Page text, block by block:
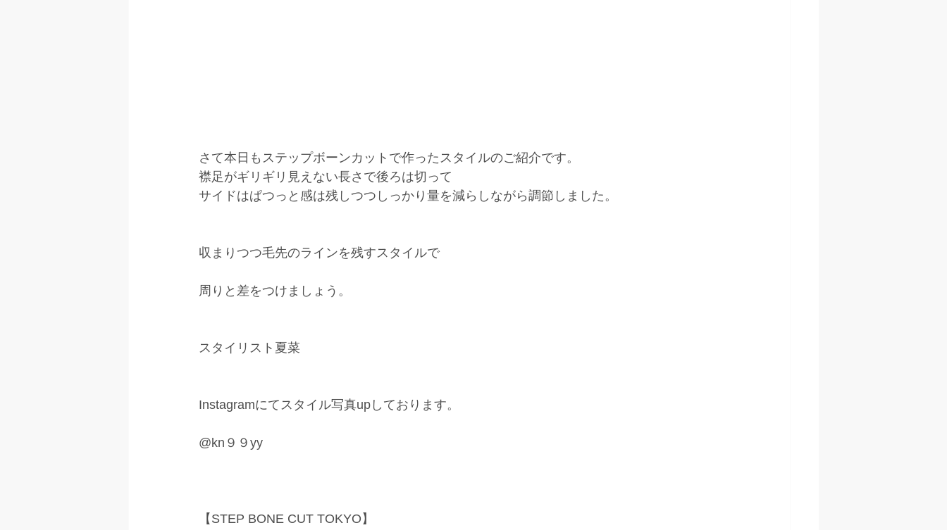
さて本日もステップボーンカットで作ったスタイルのご紹介です。
襟足がギリギリ見えない長さで後ろは切って
サイドはぱつっと感は残しつつしっかり量を減らしながら調節しました。
収まりつつ毛先のラインを残すスタイルで
周りと差をつけましょう。
スタイリスト夏菜
Instagramにてスタイル写真upしております。
@kn９９yy
【STEP BONE CUT TOKYO】